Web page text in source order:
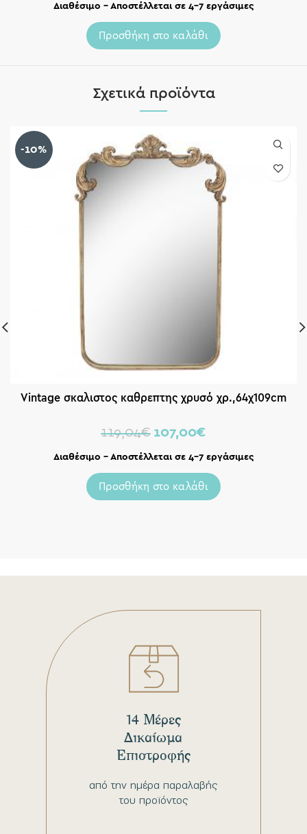
Διαθέσιμο – Αποστέλλεται σε 4-7 εργάσιμες
Προσθήκη στο καλάθι
Σχετικά προϊόντα
-10%
Vintage σκαλιστος καθρεπτης χρυσό χρ.,64χ109cm
119,04€ 107,00€
Διαθέσιμο – Αποστέλλεται σε 4-7 εργάσιμες
Προσθήκη στο καλάθι
από την ημέρα παραλαβής
του προϊόντος
14 Μέρες
Δικαίωμα
Επιστροφής